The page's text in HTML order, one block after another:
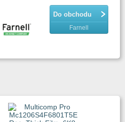
Do obchodu
Farnell